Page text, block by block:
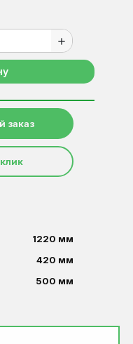
add
заказ
1220 мм
420 мм
500 мм